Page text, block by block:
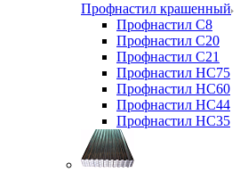
Профнастил крашенный
Профнастил С8
Профнастил С20
Профнастил С21
Профнастил НС75
Профнастил НС60
Профнастил НС44
Профнастил НС35